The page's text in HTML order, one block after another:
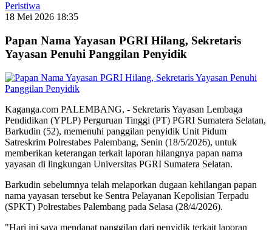
Peristiwa
18 Mei 2026 18:35
Papan Nama Yayasan PGRI Hilang, Sekretaris
Yayasan Penuhi Panggilan Penyidik
Kaganga.com PALEMBANG, - Sekretaris Yayasan Lembaga
Pendidikan (YPLP) Perguruan Tinggi (PT) PGRI Sumatera Selatan,
Barkudin (52), memenuhi panggilan penyidik Unit Pidum
Satreskrim Polrestabes Palembang, Senin (18/5/2026), untuk
memberikan keterangan terkait laporan hilangnya papan nama
yayasan di lingkungan Universitas PGRI Sumatera Selatan.
Barkudin sebelumnya telah melaporkan dugaan kehilangan papan
nama yayasan tersebut ke Sentra Pelayanan Kepolisian Terpadu
(SPKT) Polrestabes Palembang pada Selasa (28/4/2026).
"Hari ini saya mendapat panggilan dari penyidik terkait laporan